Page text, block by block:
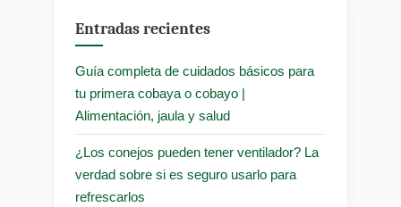
Entradas recientes
Guía completa de cuidados básicos para
tu primera cobaya o cobayo |
Alimentación, jaula y salud
¿Los conejos pueden tener ventilador? La
verdad sobre si es seguro usarlo para
refrescarlos